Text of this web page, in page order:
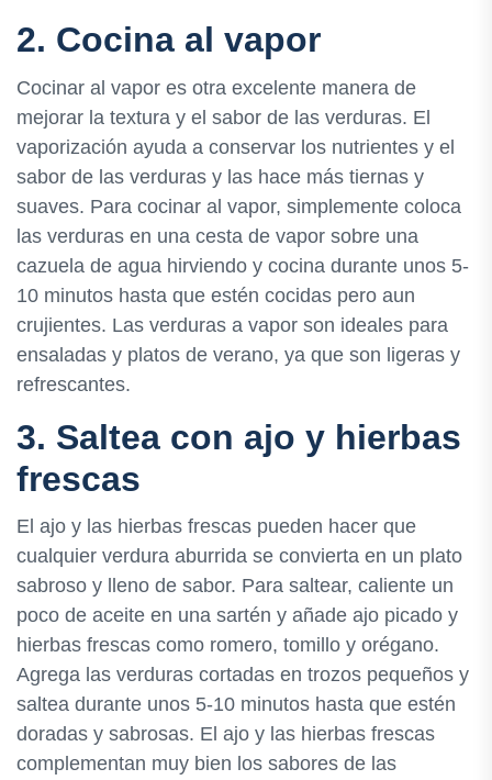
2. Cocina al vapor
Cocinar al vapor es otra excelente manera de
mejorar la textura y el sabor de las verduras. El
vaporización ayuda a conservar los nutrientes y el
sabor de las verduras y las hace más tiernas y
suaves. Para cocinar al vapor, simplemente coloca
las verduras en una cesta de vapor sobre una
cazuela de agua hirviendo y cocina durante unos 5-
10 minutos hasta que estén cocidas pero aun
crujientes. Las verduras a vapor son ideales para
ensaladas y platos de verano, ya que son ligeras y
refrescantes.
3. Saltea con ajo y hierbas
frescas
El ajo y las hierbas frescas pueden hacer que
cualquier verdura aburrida se convierta en un plato
sabroso y lleno de sabor. Para saltear, caliente un
poco de aceite en una sartén y añade ajo picado y
hierbas frescas como romero, tomillo y orégano.
Agrega las verduras cortadas en trozos pequeños y
saltea durante unos 5-10 minutos hasta que estén
doradas y sabrosas. El ajo y las hierbas frescas
complementan muy bien los sabores de las